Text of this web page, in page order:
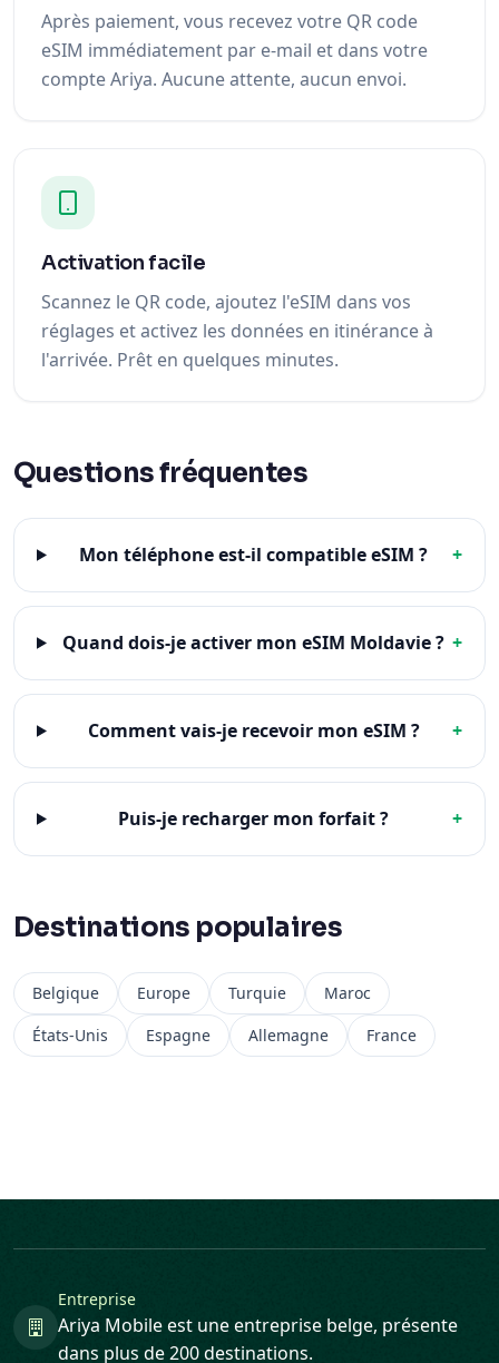
Après paiement, vous recevez votre QR code
eSIM immédiatement par e-mail et dans votre
compte Ariya. Aucune attente, aucun envoi.
Activation facile
Scannez le QR code, ajoutez l'eSIM dans vos
réglages et activez les données en itinérance à
l'arrivée. Prêt en quelques minutes.
Questions fréquentes
Mon téléphone est-il compatible eSIM ? +
Quand dois-je activer mon eSIM Moldavie ? +
Comment vais-je recevoir mon eSIM ? +
Puis-je recharger mon forfait ? +
Destinations populaires
Belgique Europe Turquie
Maroc
États-Unis
Espagne Allemagne France
Entreprise
Ariya Mobile est une entreprise belge, présente
dans plus de 200 destinations.